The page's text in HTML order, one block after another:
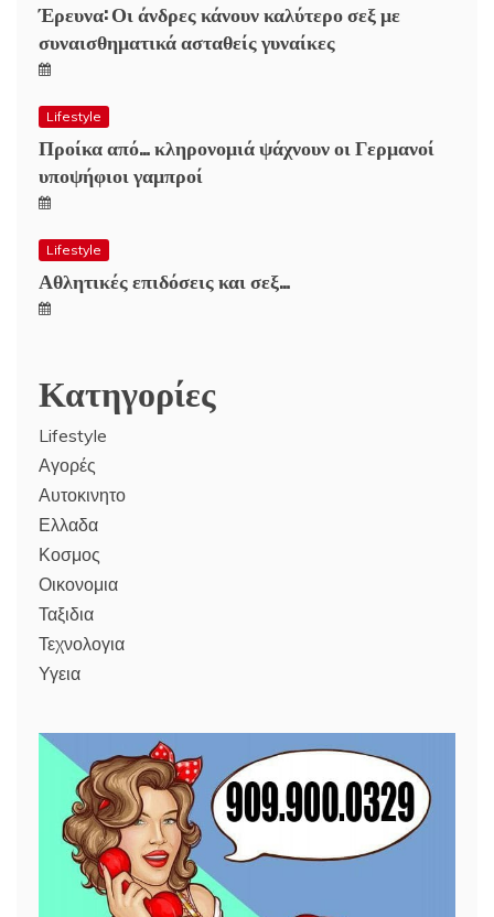
Έρευνα: Οι άνδρες κάνουν καλύτερο σεξ με
συναισθηματικά ασταθείς γυναίκες
Lifestyle
Προίκα από… κληρονομιά ψάχνουν οι Γερμανοί
υποψήφιοι γαμπροί
Lifestyle
Αθλητικές επιδόσεις και σεξ…
Κατηγορίες
Lifestyle
Αγορές
Αυτοκινητο
Ελλαδα
Κοσμος
Οικονομια
Ταξιδια
Τεχνολογια
Υγεια